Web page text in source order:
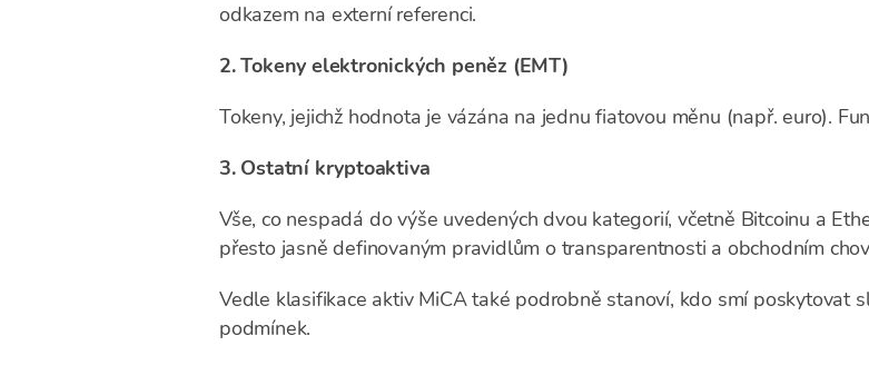
odkazem na externí referenci.
2. Tokeny elektronických peněz (EMT)
Tokeny, jejichž hodnota je vázána na jednu fiatovou měnu (např. euro).
3. Ostatní kryptoaktiva
Vše, co nespadá do výše uvedených dvou kategorií, včetně Bitcoinu a
přesto jasně definovaným pravidlům o transparentnosti a obchodním
Vedle klasifikace aktiv MiCA také podrobně stanoví, kdo smí poskytovat
podmínek.